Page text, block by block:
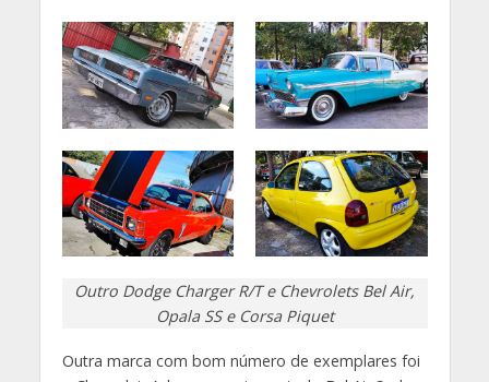
Outro Dodge Charger R/T e Chevrolets Bel Air,
Opala SS e Corsa Piquet
Outra marca com bom número de exemplares foi